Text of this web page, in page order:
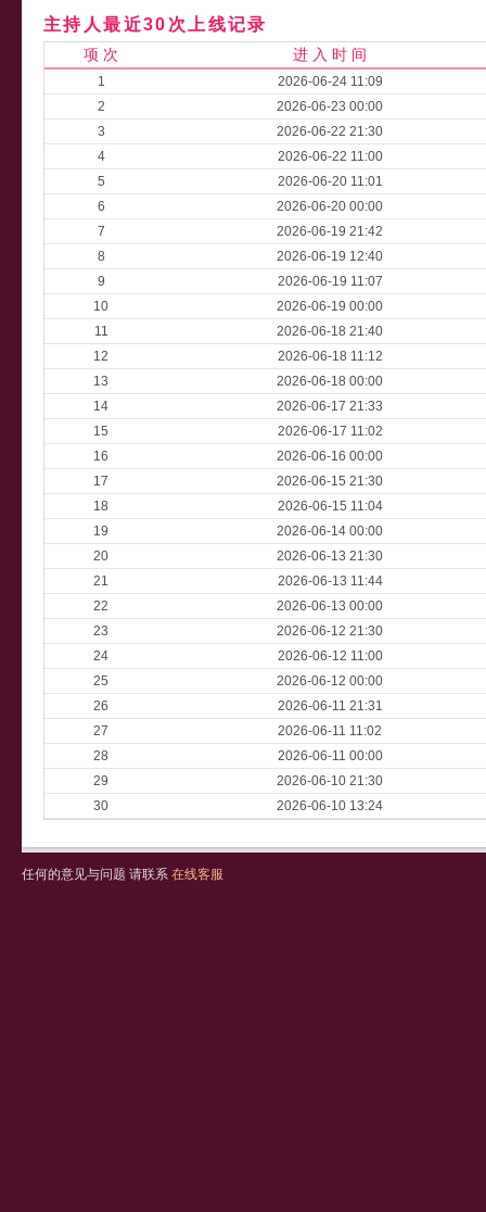
主持人最近30次上线记录
项 次 进 入 时 间
1
2026-06-24 11:09
2
2026-06-23 00:00
3
2026-06-22 21:30
4
2026-06-22 11:00
5
2026-06-20 11:01
6
2026-06-20 00:00
7
2026-06-19 21:42
8
2026-06-19 12:40
9
2026-06-19 11:07
10
2026-06-19 00:00
11
2026-06-18 21:40
12
2026-06-18 11:12
13
2026-06-18 00:00
14
2026-06-17 21:33
15
2026-06-17 11:02
16
2026-06-16 00:00
17
2026-06-15 21:30
18
2026-06-15 11:04
19
2026-06-14 00:00
20
2026-06-13 21:30
21
2026-06-13 11:44
22
2026-06-13 00:00
23
2026-06-12 21:30
24
2026-06-12 11:00
25
2026-06-12 00:00
26
2026-06-11 21:31
27
2026-06-11 11:02
28
2026-06-11 00:00
29
2026-06-10 21:30
30
2026-06-10 13:24
任何的意见与问题 请联系 在线客服